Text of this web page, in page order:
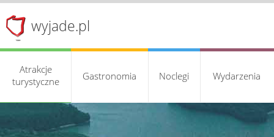
wyjade.pl
Atrakcje
turystyczne
Gastronomia Noclegi Wydarzenia